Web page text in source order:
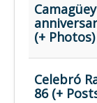
(+ Photos)
Celebró
86 (+